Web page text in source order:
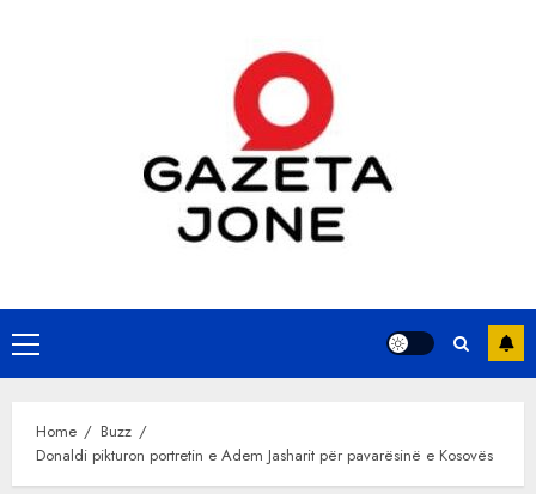
Primary
Menu
Home
Buzz
Donaldi pikturon portretin e Adem Jasharit për pavarësinë e Kosovës